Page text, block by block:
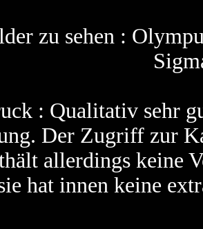
zu sehen :
: Qualitativ sehr
Der Zugriff zur
allerdings keine
hat innen keine